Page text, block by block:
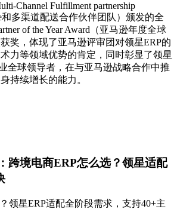
Channel Fulfillment partnership
和多渠道配送合作伙伴团队）颁发的全
of the Year Award（亚马逊年度全球
奖，体现了亚马逊评审团对领星ERP的
力等领域优势的肯定，同时彰显了领星
全球领导者，在与亚马逊战略合作中推
持续增长的能力。
跨境电商ERP怎么选？领星适配
领星ERP适配全阶段需求，支持40+主